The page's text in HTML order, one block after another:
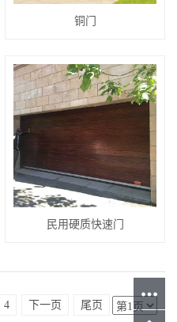
铜门
民用硬质快速门
4 下一页 尾页